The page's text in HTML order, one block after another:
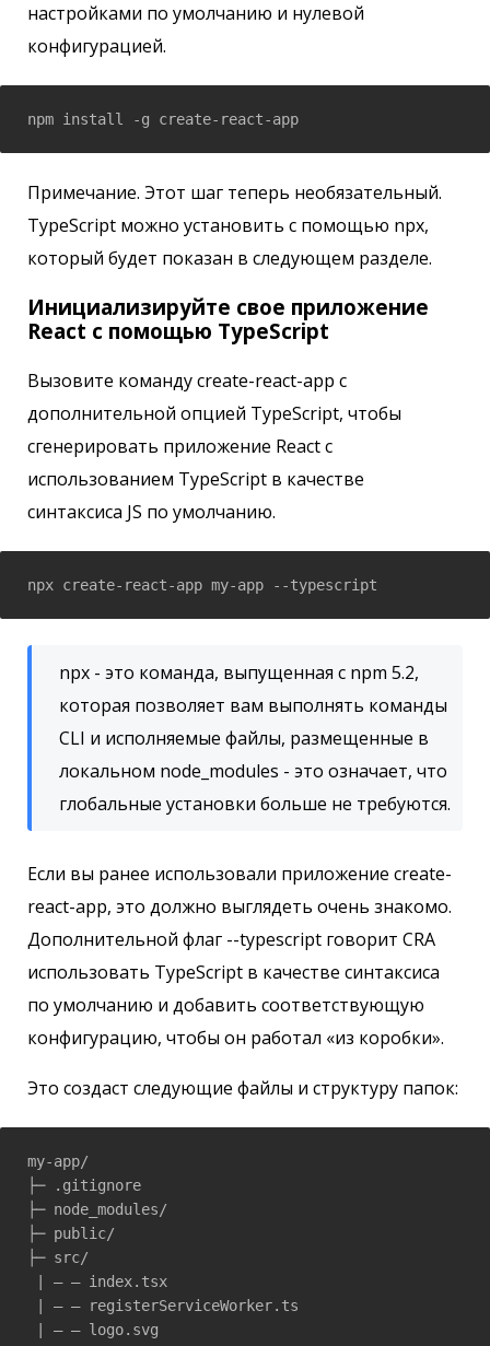
настройками по умолчанию и нулевой
конфигурацией.
npm install -g create-react-app
Примечание. Этот шаг теперь необязательный.
TypeScript можно установить с помощью npx,
который будет показан в следующем разделе.
Инициализируйте свое приложение
React с помощью TypeScript
Вызовите команду create-react-app с
дополнительной опцией TypeScript, чтобы
сгенерировать приложение React с
использованием TypeScript в качестве
синтаксиса JS по умолчанию.
npx create-react-app my-app --typescript
npx - это команда, выпущенная с npm 5.2,
которая позволяет вам выполнять команды
CLI и исполняемые файлы, размещенные в
локальном node_modules - это означает, что
глобальные установки больше не требуются.
Если вы ранее использовали приложение create-
react-app, это должно выглядеть очень знакомо.
Дополнительной флаг --typescript говорит CRA
использовать TypeScript в качестве синтаксиса
по умолчанию и добавить соответствующую
конфигурацию, чтобы он работал «из коробки».
Это создаст следующие файлы и структуру папок:
my-app/
├─ .gitignore
├─ node_modules/
├─ public/
├─ src/
| — — index.tsx
| — — registerServiceWorker.ts
| — — logo.svg